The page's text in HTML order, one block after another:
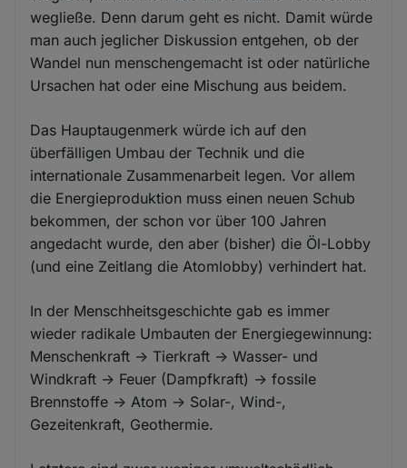
wegließe. Denn darum geht es nicht. Damit würde
man auch jeglicher Diskussion entgehen, ob der
Wandel nun menschengemacht ist oder natürliche
Ursachen hat oder eine Mischung aus beidem.
Das Hauptaugenmerk würde ich auf den
überfälligen Umbau der Technik und die
internationale Zusammenarbeit legen. Vor allem
die Energieproduktion muss einen neuen Schub
bekommen, der schon vor über 100 Jahren
angedacht wurde, den aber (bisher) die Öl-Lobby
(und eine Zeitlang die Atomlobby) verhindert hat.
In der Menschheitsgeschichte gab es immer
wieder radikale Umbauten der Energiegewinnung:
Menschenkraft -> Tierkraft -> Wasser- und
Windkraft -> Feuer (Dampfkraft) -> fossile
Brennstoffe -> Atom -> Solar-, Wind-,
Gezeitenkraft, Geothermie.